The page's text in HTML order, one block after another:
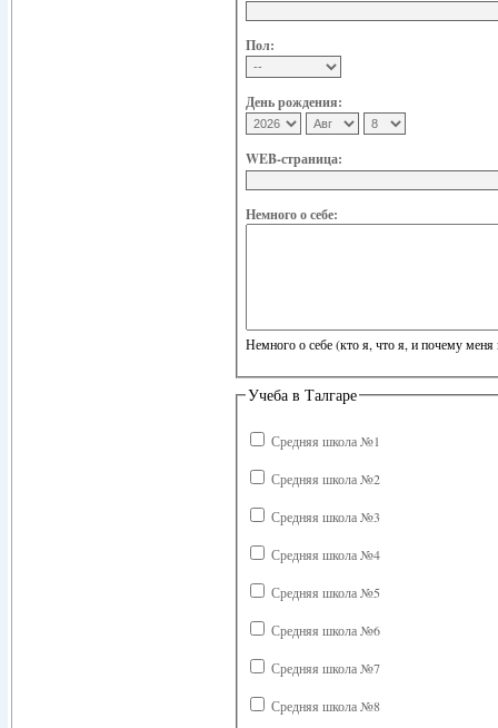
Пол:
День рождения:
WEB-страница:
Немного о себе:
Немного о себе (кто я, что я, и почему
Учеба в Талгаре
Средняя школа №1
Средняя школа №2
Средняя школа №3
Средняя школа №4
Средняя школа №5
Средняя школа №6
Средняя школа №7
Средняя школа №8